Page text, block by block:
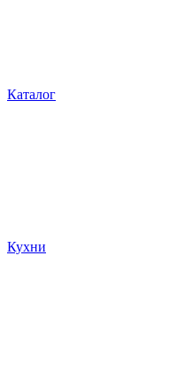
Каталог
Кухни